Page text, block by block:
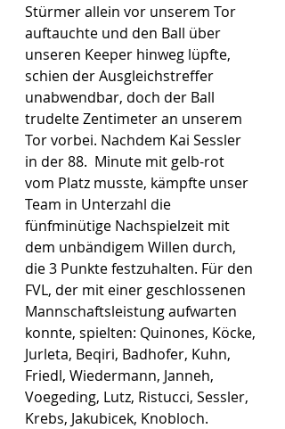
Stürmer allein vor unserem Tor
auftauchte und den Ball über
unseren Keeper hinweg lüpfte,
schien der Ausgleichstreffer
unabwendbar, doch der Ball
trudelte Zentimeter an unserem
Tor vorbei. Nachdem Kai Sessler
in der 88.  Minute mit gelb-rot
vom Platz musste, kämpfte unser
Team in Unterzahl die
fünfminütige Nachspielzeit mit
dem unbändigem Willen durch,
die 3 Punkte festzuhalten. Für den
FVL, der mit einer geschlossenen
Mannschaftsleistung aufwarten
konnte, spielten: Quinones, Köcke,
Jurleta, Beqiri, Badhofer, Kuhn,
Friedl, Wiedermann, Janneh,
Voegeding, Lutz, Ristucci, Sessler,
Krebs, Jakubicek, Knobloch.